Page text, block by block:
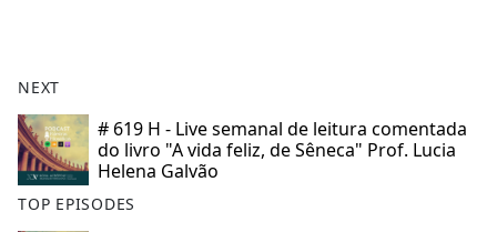
NEXT
# 619 H - Live semanal de leitura comentada
do livro "A vida feliz, de Sêneca" Prof. Lucia
Helena Galvão
TOP EPISODES